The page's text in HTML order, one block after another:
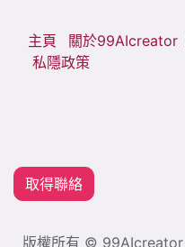
主頁 關於99AIcreator
私隱政策
取得聯絡
版權所有 © 99AIcreator